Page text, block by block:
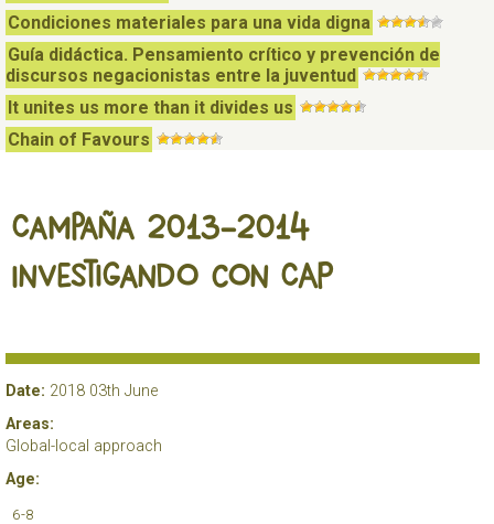
Condiciones materiales para una vida digna
Guía didáctica. Pensamiento crítico y prevención de
discursos negacionistas entre la juventud
It unites us more than it divides us
Chain of Favours
Campaña 2013-2014
Investigando con CAP
Date: 2018 03th June
Areas:
Global-local approach
Age:
6-8